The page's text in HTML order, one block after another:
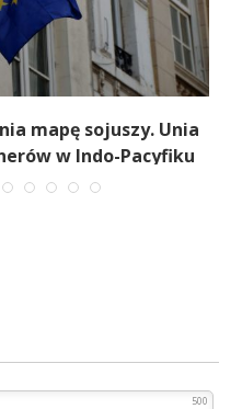
mapę sojuszy. Unia
w Indo-Pacyfiku
500